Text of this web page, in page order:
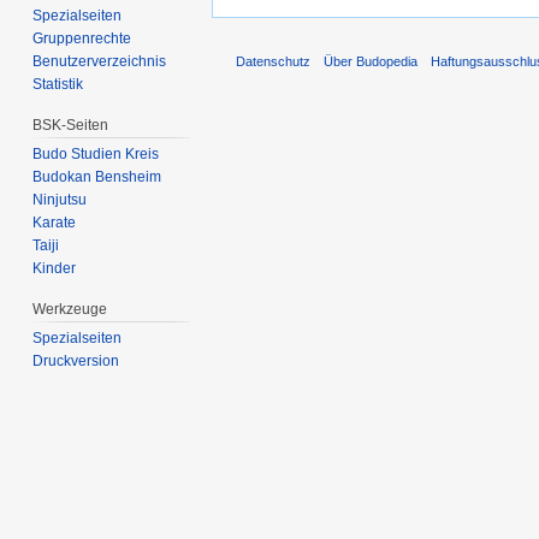
Spezialseiten
Gruppenrechte
Benutzerverzeichnis
Statistik
BSK-Seiten
Budo Studien Kreis
Budokan Bensheim
Ninjutsu
Karate
Taiji
Kinder
Werkzeuge
Spezialseiten
Druckversion
Datenschutz Über Budopedia